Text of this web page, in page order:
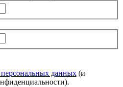
персональных данных (и